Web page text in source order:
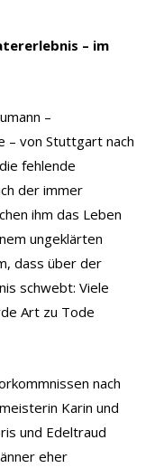
– im
–
– von Stuttgart nach
fehlende
der immer
ihm das Leben
ungeklärten
dass über der
schwebt: Viele
Art zu Tode
nach
Karin und
und Edeltraud
eher